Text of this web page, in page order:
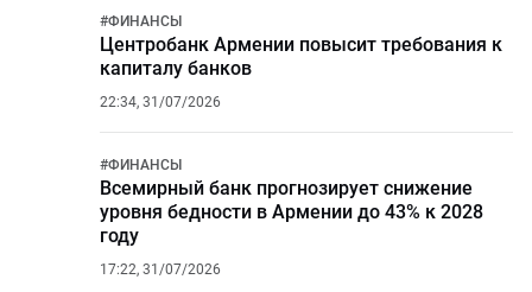
#ФИНАНСЫ
Центробанк Армении повысит требования к
капиталу банков
22:34, 31/07/2026
#ФИНАНСЫ
Всемирный банк прогнозирует снижение
уровня бедности в Армении до 43% к 2028
году
17:22, 31/07/2026